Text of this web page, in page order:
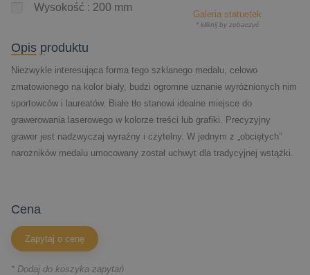
Wysokość : 200 mm
Galeria statuetek
* kliknij by zobaczyć
Opis produktu
Niezwykle interesująca forma tego szklanego medalu, celowo
zmatowionego na kolor biały, budzi ogromne uznanie wyróżnionych nim
sportowców i laureatów. Białe tło stanowi idealne miejsce do
grawerowania laserowego w kolorze treści lub grafiki. Precyzyjny
grawer jest nadzwyczaj wyraźny i czytelny. W jednym z „obciętych”
narożników medalu umocowany został uchwyt dla tradycyjnej wstążki.
cena
Zapytaj o cenę
* Dodaj do koszyka zapytań